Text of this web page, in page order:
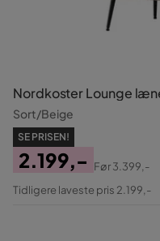
Nordkoster Lounge
Sort/Beige
SE PRISEN!
Pris
2.199,-
Original
Før3.399,-
Tidligere laveste pris 2.199,-